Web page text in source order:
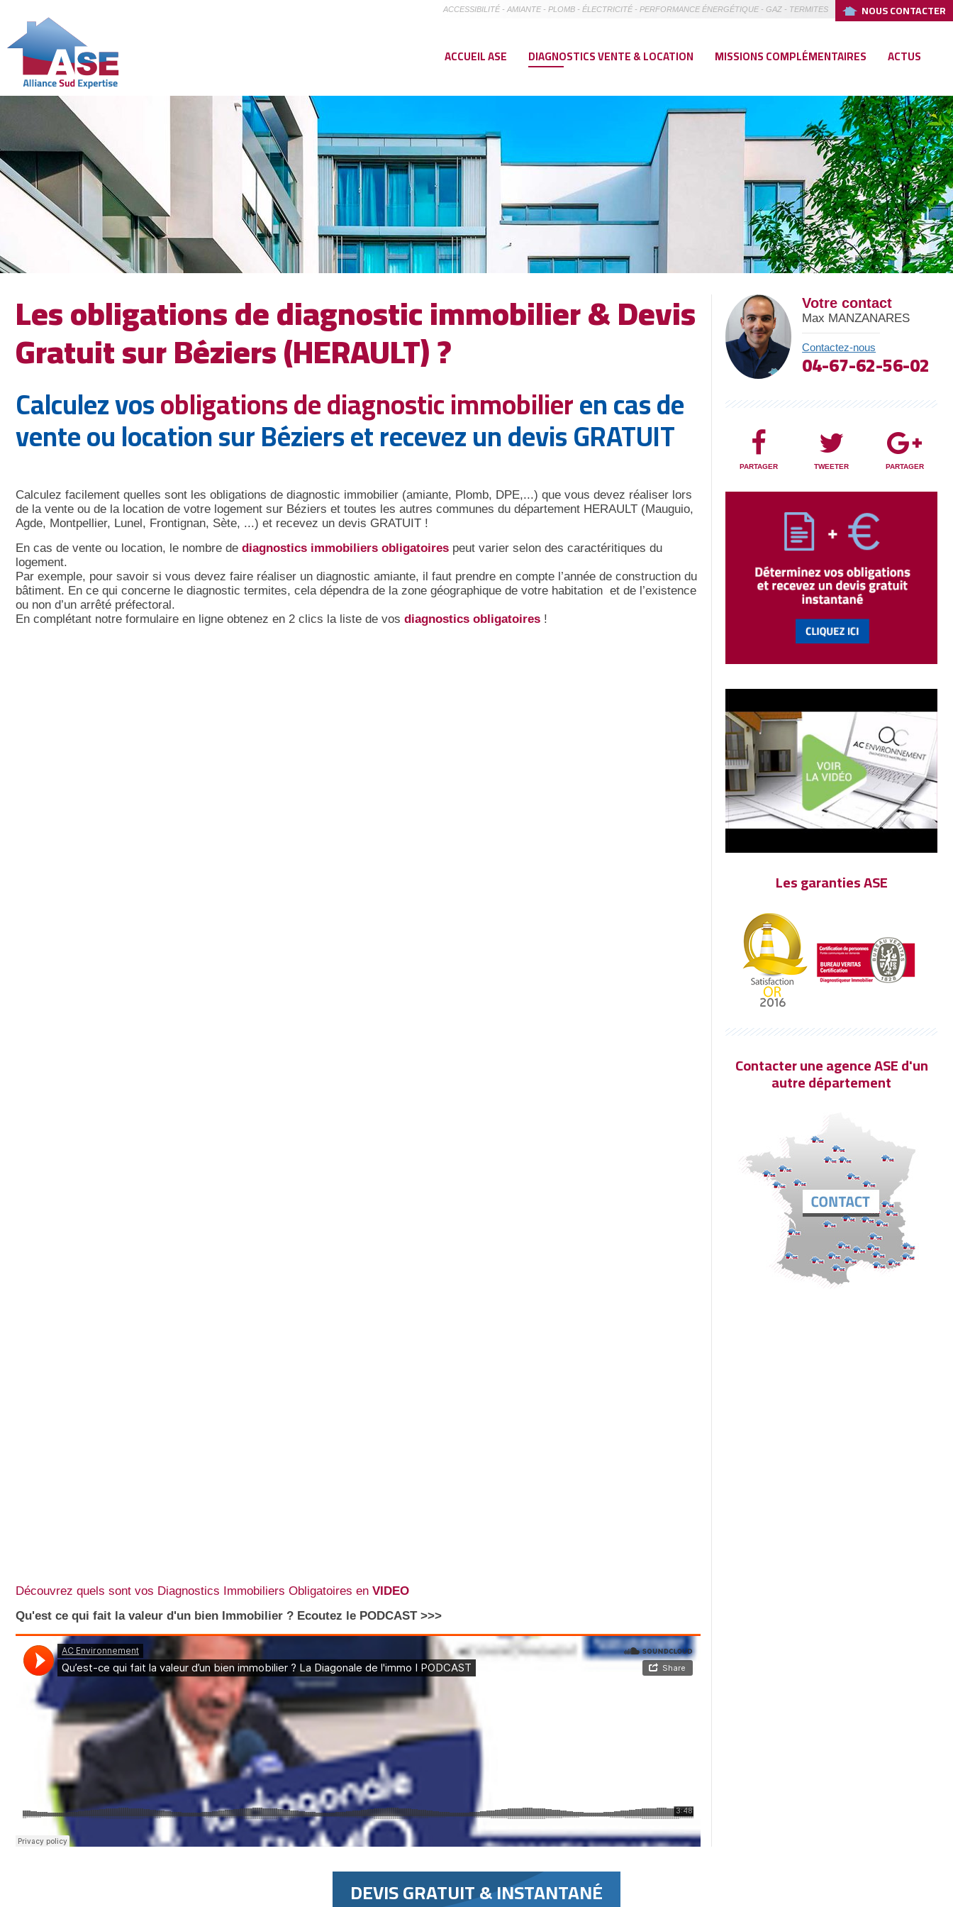
NOUS CONTACTER
ACCESSIBILITÉ - AMIANTE - PLOMB - ÉLECTRICITÉ - PERFORMANCE ÉNERGÉTIQUE - GAZ - TERMITES
ACCUEIL ASE DIAGNOSTICS VENTE & LOCATION MISSIONS COMPLÉMENTAIRES ACTUS
Les obligations de diagnostic immobilier& Devis
Gratuit sur Béziers (HERAULT) ?
Calculez vosobligations de diagnostic immobilieren cas de
vente ou location sur Béziers et recevez un devis GRATUIT
Calculez facilement quelles sont les obligations de diagnostic immobilier (amiante, Plomb, DPE,...) que vous devez réaliser lors
de la vente ou de la location de votre logement sur Béziers et toutes les autres communes du département HERAULT (Mauguio,
Agde, Montpellier, Lunel, Frontignan, Sète, ...) et recevez un devis GRATUIT !
En cas de vente ou location, le nombre de diagnostics immobiliers obligatoires peut varier selon des caractéritiques du
logement.
Par exemple, pour savoir si vous devez faire réaliser un diagnostic amiante, il faut prendre en compte l’année de construction du
bâtiment. En ce qui concerne le diagnostic termites, cela dépendra de la zone géographique de votre habitation et de l’existence
ou non d’un arrêté préfectoral.
En complétant notre formulaire en ligne obtenez en 2 clics la liste de vos diagnostics obligatoires !
Découvrez quels sont vos Diagnostics Immobiliers Obligatoires en VIDEO
Qu'est ce qui fait la valeur d'un bien Immobilier ? Ecoutez le PODCAST >>>
Votre contact
Max MANZANARES
Contactez-nous
04-67-62-56-02
PARTAGER TWEETER PARTAGER
Les garanties ASE
Contacter une agence ASE d'un
autre département
DEVIS GRATUIT & INSTANTANÉ